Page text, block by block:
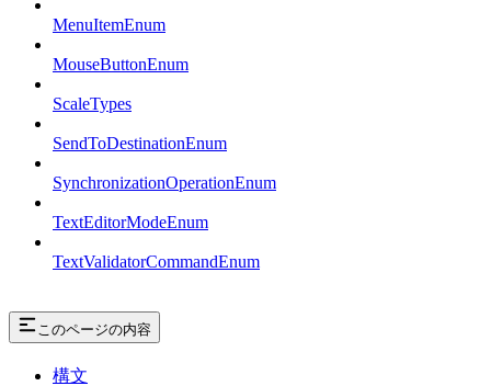
MenuItemEnum
MouseButtonEnum
ScaleTypes
SendToDestinationEnum
SynchronizationOperationEnum
TextEditorModeEnum
TextValidatorCommandEnum
このページの内容
構文